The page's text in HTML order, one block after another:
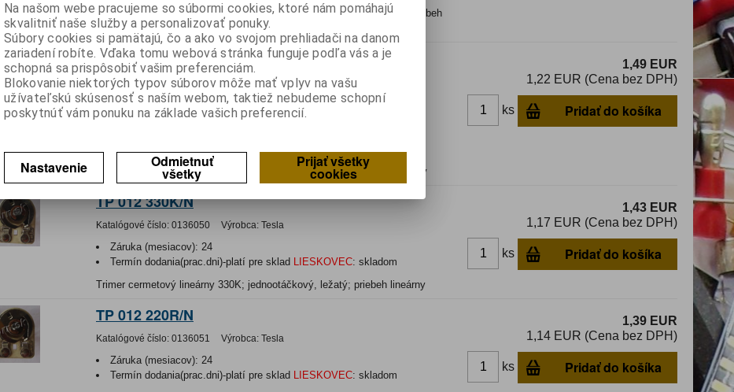
Trimer cermetový lineárny 2K2 s kolieskom; jednootáčkový, stojaci; priebeh
lineárny
TP 110 4M7/N
Katalógové číslo: 0136052 Výrobca:Tesla
Záruka (mesiacov):24
Termín dodania(prac.dni)-platí pre skladLIESKOVEC
Trimer cermetový lineárny 4,7M; jednootáčkový, stojaci; priebeh lineárny
1,49 EUR
1,22 EUR (Cena bez DPH)
ks Pridať do košíka
TP 012 330K/N
Katalógové číslo: 0136050 Výrobca: Tesla
Záruka (mesiacov): 24
Termín dodania(prac.dni)-platí pre sklad LIESKOVEC: skladom
Trimer cermetový lineárny 330K; jednootáčkový, ležatý; priebeh lineárny
1,43 EUR
1,17 EUR (Cena bez DPH)
ks Pridať do košíka
TP 012 220R/N
Katalógové číslo: 0136051 Výrobca: Tesla
Záruka (mesiacov): 24
Termín dodania(prac.dni)-platí pre sklad LIESKOVEC: skladom
1,39 EUR
1,14 EUR (Cena bez DPH)
ks Pridať do košíka
Na našom webe pracujeme so súbormi cookies, ktoré nám pomáhajú
skvalitniť naše služby a personalizovať ponuky.
Súbory cookies si pamätajú, čo a ako vo svojom prehliadači na danom
zariadení robíte. Vďaka tomu webová stránka funguje podľa vás a je
schopná sa prispôsobiť vašim preferenciám.
Blokovanie niektorých typov súborov môže mať vplyv na vašu
užívateľskú skúsenosť s naším webom, taktiež nebudeme schopní
poskytnúť vám ponuku na základe vašich preferencií.
Nastavenie Odmietnuť
všetky
Prijať všetky
cookies